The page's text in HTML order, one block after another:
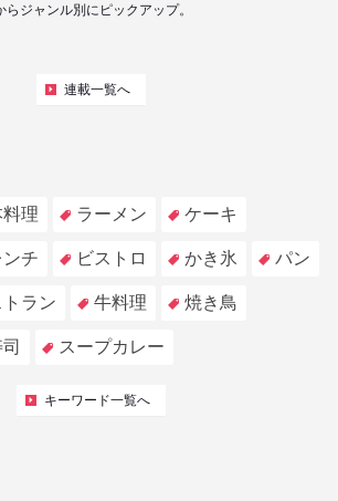
らジャンル別にピックアップ。
連載一覧へ
料理 ラーメン ケーキ
チ ビストロ かき氷 パン
トラン 牛料理 焼き鳥
スープカレー
キーワード一覧へ